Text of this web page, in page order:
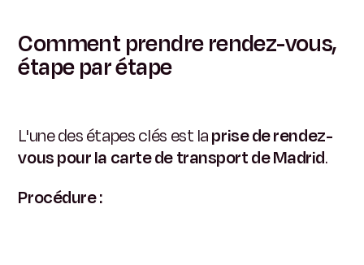
Comment prendre rendez-vous,
étape par étape
L'une des étapes clés est laprise de rendez-
vous pour la carte de transport de Madrid.
Procédure :